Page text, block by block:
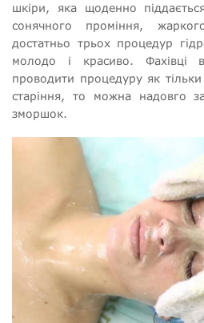
шкіри, яка щоденно
сонячного проміння,
достатньо трьох процедур
молодо і красиво. Фахівці
проводити процедуру як
старіння, то можна надовго
зморшок.